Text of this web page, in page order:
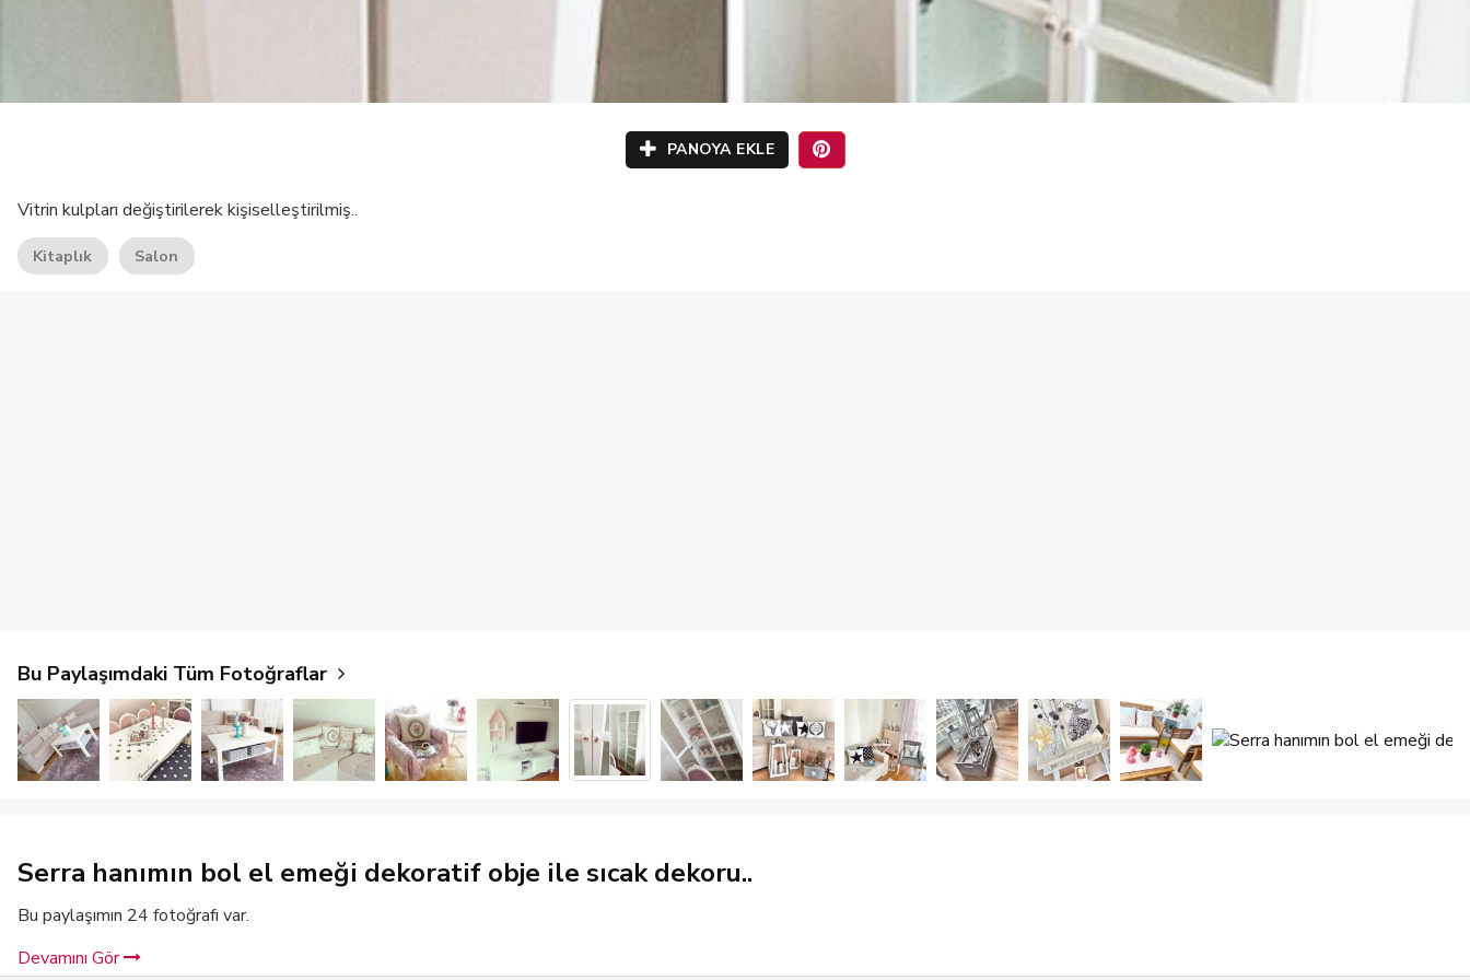
PANOYA EKLE
Vitrin kulpları değiştirilerek kişiselleştirilmiş..
Kitaplık Salon
Bu Paylaşımdaki Tüm Fotoğraflar
Serra hanımın bol el emeği dekoratif obje ile sıcak dekoru..
Bu paylaşımın 24 fotoğrafı var.
Devamını Gör